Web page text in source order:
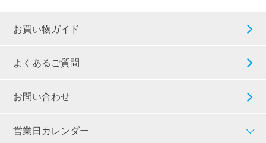
お買い物ガイド
よくあるご質問
お問い合わせ
営業日カレンダー